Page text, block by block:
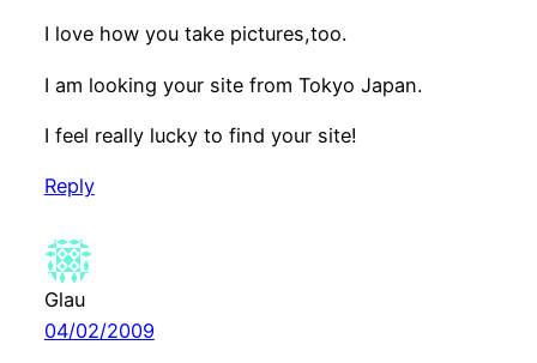
I love how you take pictures,too.
I am looking your site from Tokyo Japan.
I feel really lucky to find your site!
Reply
Glau
04/02/2009